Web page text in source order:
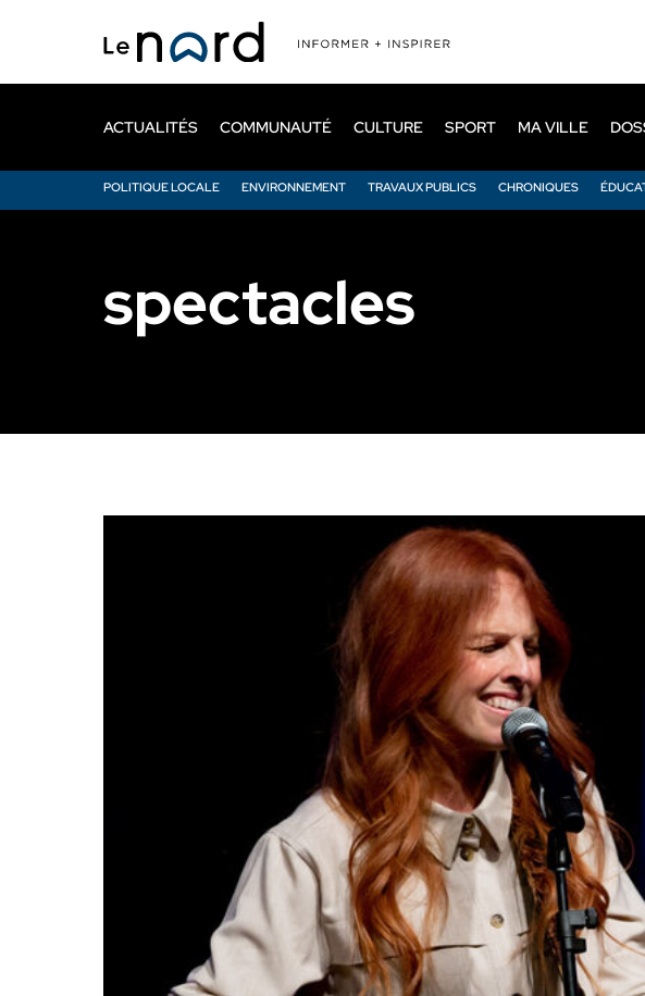
principal
ACTUALITÉS
POLITIQUE LOCALE ENVIRONNEMENT TRAVAUX PUBLICS CHRONIQUES
COMMUNAUTÉ CULTURE SPORT MA VILLE
spectacles